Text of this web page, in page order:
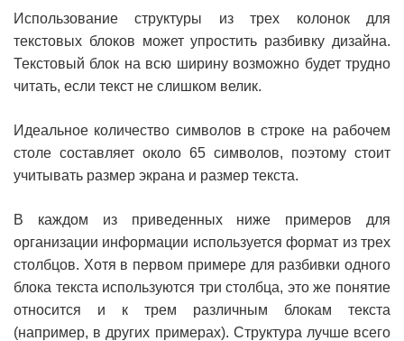
Использование структуры из трех колонок для
текстовых блоков может упростить разбивку дизайна.
Текстовый блок на всю ширину возможно будет трудно
читать, если текст не слишком велик.
Идеальное количество символов в строке на рабочем
столе составляет около 65 символов, поэтому стоит
учитывать размер экрана и размер текста.
В каждом из приведенных ниже примеров для
организации информации используется формат из трех
столбцов. Хотя в первом примере для разбивки одного
блока текста используются три столбца, это же понятие
относится и к трем различным блокам текста
(например, в других примерах). Структура лучше всего